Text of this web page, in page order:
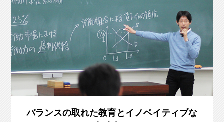
バランスの取れた教育とイノベイティブな